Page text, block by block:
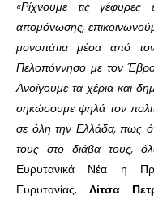
«Ρίχνουμε τις
απομόνωσης,
μονοπάτια μέσα από
Πελοπόννησο με τον
Ανοίγουμε τα χέρια και
σηκώσουμε ψηλά τον
σε όλη την Ελλάδα, πως
τους στο διάβα τους,
Ευρυτανικά Νέα η
Ευρυτανίας, Λίτσα